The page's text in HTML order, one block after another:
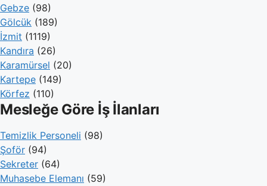
Gebze (98)
Gölcük (189)
İzmit (1119)
Kandıra (26)
Karamürsel (20)
Kartepe (149)
Körfez (110)
Mesleğe Göre İş İlanları
Temizlik Personeli (98)
Şoför (94)
Sekreter (64)
Muhasebe Elemanı (59)